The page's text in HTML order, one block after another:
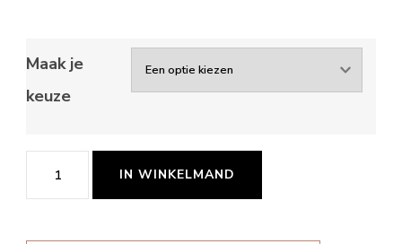
Maak je
keuze
Maak
van
IN WINKELMAND